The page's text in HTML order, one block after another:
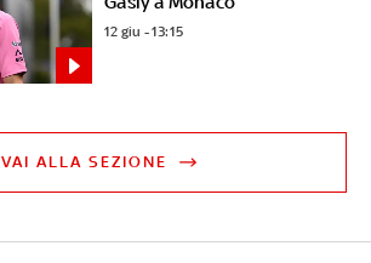
12 giu - 13:15
VAI ALLA SEZIONE